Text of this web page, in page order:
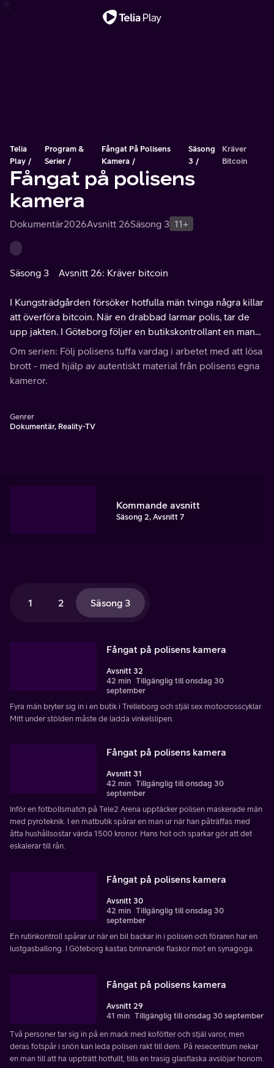
Telia
Play
Program &
Serier
Fångat På Polisens
Kamera
Säsong
3
Kräver
Bitcoin
Fångat på polisens
kamera
Dokumentär2026Avsnitt 26Säsong 3 11+
Säsong 3 Avsnitt 26: Kräver bitcoin
I Kungsträdgården försöker hotfulla män tvinga några killar
att överföra bitcoin. När en drabbad larmar polis, tar de
upp jakten. I Göteborg följer en butikskontrollant en man
som plockar på sig varor och försöker smita med varor för
8 200 kronor.
Om serien: Följ polisens tuffa vardag i arbetet med att lösa
brott - med hjälp av autentiskt material från polisens egna
kameror.
Genrer
Dokumentär, Reality-TV
Kommande avsnitt
Säsong 2, Avsnitt 7
1 2 Säsong 3
Fångat på polisens kamera
Avsnitt 32
42 min Tillgänglig till onsdag 30
september
Fyra män bryter sig in i en butik i Trelleborg och stjäl sex motocrosscyklar.
Mitt under stölden måste de ladda vinkelslipen.
Fångat på polisens kamera
Avsnitt 31
42 min Tillgänglig till onsdag 30
september
Inför en fotbollsmatch på Tele2 Arena upptäcker polisen maskerade män
med pyroteknik. I en matbutik spårar en man ur när han påträffas med
åtta hushållsostar värda 1500 kronor. Hans hot och sparkar gör att det
eskalerar till rån.
Fångat på polisens kamera
Avsnitt 30
42 min Tillgänglig till onsdag 30
september
En rutinkontroll spårar ur när en bil backar in i polisen och föraren har en
lustgasballong. I Göteborg kastas brinnande flaskor mot en synagoga.
Fångat på polisens kamera
Avsnitt 29
41 min Tillgänglig till onsdag 30 september
Två personer tar sig in på en mack med kofötter och stjäl varor, men
deras fotspår i snön kan leda polisen rakt till dem. På resecentrum nekar
en man till att ha uppträtt hotfullt, tills en trasig glasflaska avslöjar honom.